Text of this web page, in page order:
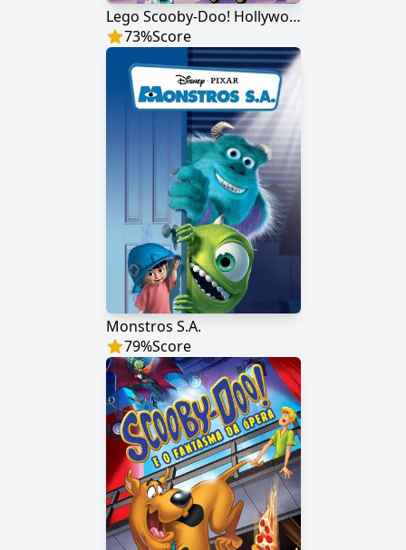
Lego Scooby-Doo! Hollywood Assombrada
73%Score
Monstros S.A.
79%Score